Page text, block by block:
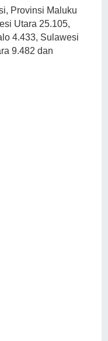
Provinsi Maluku
Utara 25.105,
4.433, Sulawesi
9.482 dan